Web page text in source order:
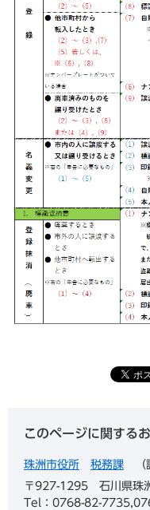
このページに関する
珠洲市役所 税務課
〒927-1295
石川県珠
Tel：0768-82-